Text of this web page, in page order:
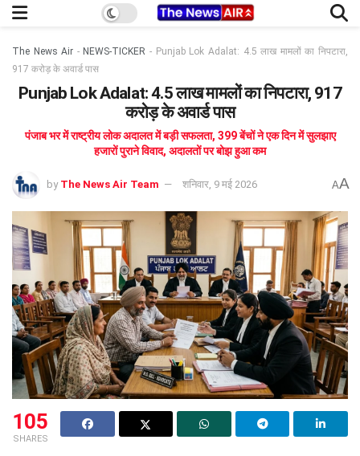
The News Air - NEWS-TICKER - Punjab Lok Adalat: 4.5 लाख मामलों का निपटारा,
917 करोड़ के अवार्ड पास
Punjab Lok Adalat: 4.5 लाख मामलों का निपटारा, 917
करोड़ के अवार्ड पास
पंजाब भर में राष्ट्रीय लोक अदालत में बड़ी सफलता, 399 बेंचों ने एक दिन में सुलझाए
हजारों पुराने विवाद, अदालतों पर बोझ हुआ कम
by The News Air Team शनिवार, 9 मई 2026 AA
105
SHARES